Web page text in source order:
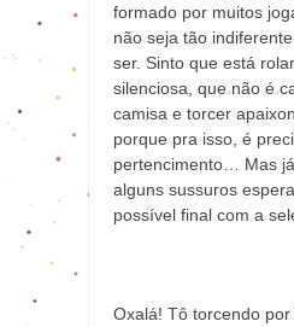
formado por muitos
não seja tão
ser. Sinto que está
silenciosa, que não é
camisa e torcer
porque pra isso, é
pertencimento… Mas
alguns sussuros
possível final com a
Oxalá! Tô torcendo por